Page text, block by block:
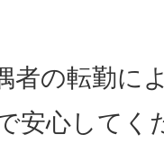
者の転勤に
安心してく